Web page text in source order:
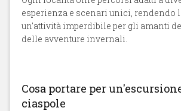
esperienza e scenari unici, rendendo
un'attività imperdibile per gli amanti
delle avventure invernali.
Cosa portare per
ciaspole